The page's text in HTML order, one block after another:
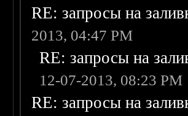
RE: запросы на
2013, 04:47 PM
RE: запросы на
12-07-2013, 08:23 PM
RE: запросы на